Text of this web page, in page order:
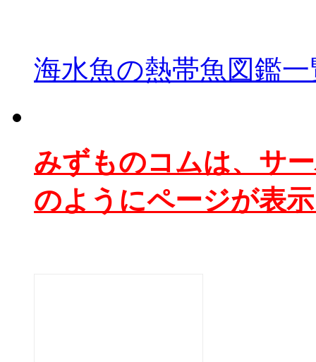
海水魚の熱帯魚図鑑
みずものコムは、サ
のようにページが表